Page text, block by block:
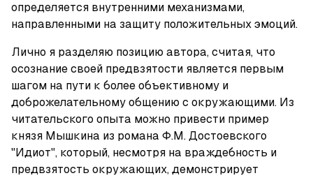
определяется внутренними механизмами,
направленными на защиту положительных эмоций.
Лично я разделяю позицию автора, считая, что
осознание своей предвзятости является первым
шагом на пути к более объективному и
доброжелательному общению с окружающими. Из
читательского опыта можно привести пример
князя Мышкина из романа Ф.М. Достоевского
"Идиот", который, несмотря на враждебность и
предвзятость окружающих, демонстрирует